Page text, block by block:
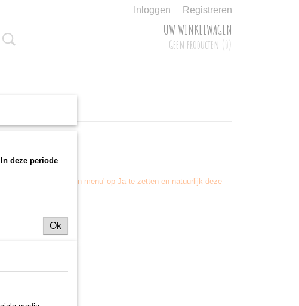
Inloggen Registreren
UW WINKELWAGEN
Geen producten (0)
Menu opties 'Toon in menu' op Ja te zetten en natuurlijk deze
deze periode
Ok